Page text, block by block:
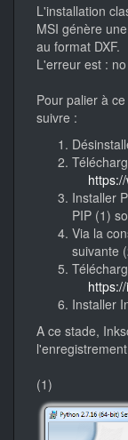
L'installation
MSI génère
au format DXF.
L'erreur est :
Pour palier à
suivre :
Installer
PIP (1)
Via la
suivante
Installer
A ce stade,
(1)